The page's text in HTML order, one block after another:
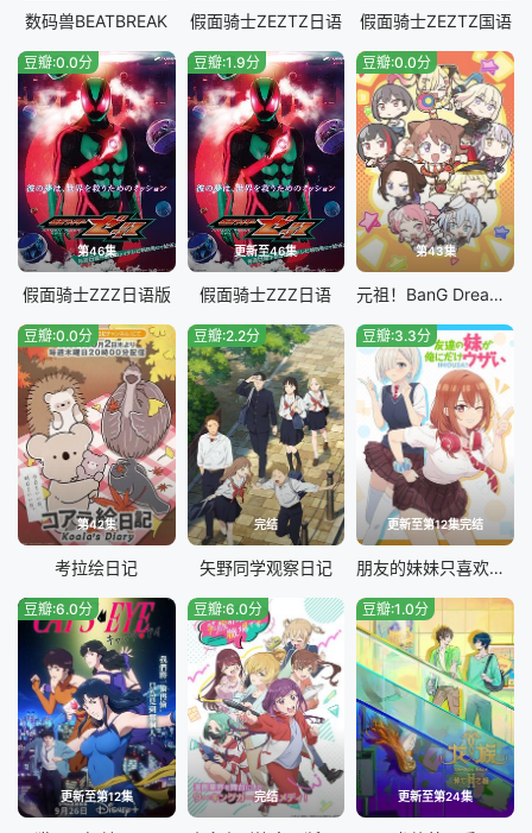
数码兽BEATBREAK 假面骑士ZEZTZ日语 假面骑士ZEZTZ国语
第46集
豆瓣:0.0分
假面骑士ZZZ​日语版
更新至46集
豆瓣:1.9分
假面骑士ZZZ日语
第43集
豆瓣:0.0分
元祖！BanG Dream酱
第42集
豆瓣:0.0分
考拉绘日记
完结
豆瓣:2.2分
矢野同学观察日记
更新至第12集完结
豆瓣:3.3分
朋友的妹妹只喜欢烦我
更新至第12集
豆瓣:6.0分
完结
豆瓣:6.0分
更新至第24集
豆瓣:1.0分